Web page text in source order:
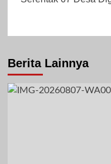
Berita Lainnya